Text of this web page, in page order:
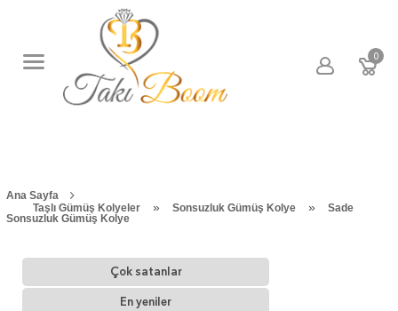
0
Ana Sayfa
Taşlı Gümüş Kolyeler
» Sonsuzluk Gümüş Kolye »
Sade
Sonsuzluk Gümüş Kolye
Çok satanlar
En yeniler